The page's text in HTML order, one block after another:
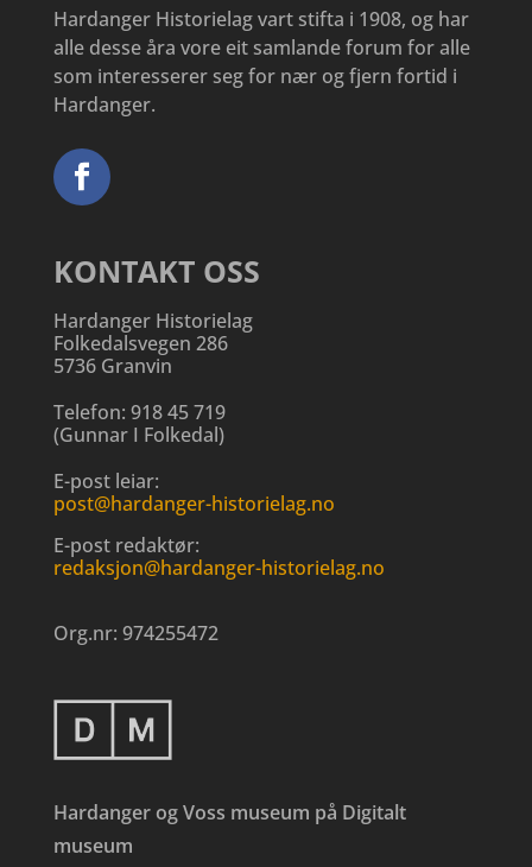
Hardanger Historielag vart stifta i 1908, og har
alle desse åra vore eit samlande forum for alle
som interesserer seg for nær og fjern fortid i
Hardanger.
KONTAKT OSS
Hardanger Historielag
Folkedalsvegen 286
5736 Granvin
Telefon: 918 45 719
(Gunnar I Folkedal)
E-post leiar:
post@hardanger-historielag.no
E-post redaktør:
redaksjon@hardanger-historielag.no
Org.nr: 974255472
Hardanger og Voss museum på Digitalt
museum